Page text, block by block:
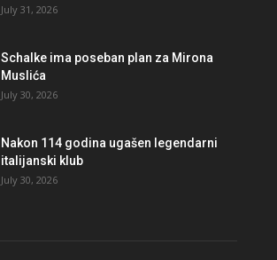
July 31, 2026
Schalke ima poseban plan za Mirona
Muslića
July 30, 2026
Nakon 114 godina ugašen legendarni
italijanski klub
July 30, 2026